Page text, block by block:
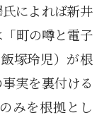
によれば新井
町の噂と電子
塚玲児）が根
実を裏付ける
みを根拠とし